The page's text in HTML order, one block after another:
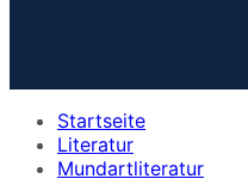
Startseite
Literatur
Mundartliteratur